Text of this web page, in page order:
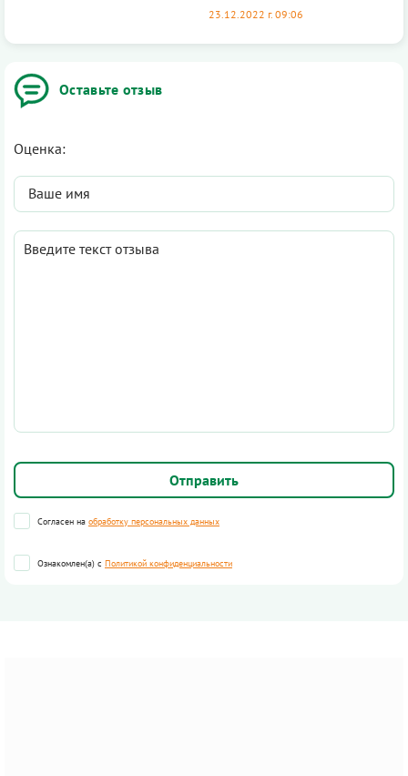
Оставьте отзыв
Оценка:
Согласен на обработку персональных данных
Ознакомлен(а) с Политикой конфиденциальности
23.12.2022 г. 09:06